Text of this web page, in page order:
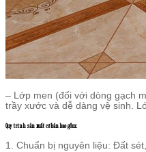
– Lớp men (đối với dòng gạch
trầy xước và dễ dàng vệ sinh.
Quy trình sản xuất cơ bản bao gồm:
1. Chuẩn bị nguyên liệu: Đất